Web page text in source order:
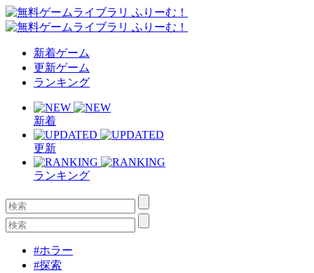
新着ゲーム
更新ゲーム
ランキング
新着
更新
ランキング
#ホラー
#探索